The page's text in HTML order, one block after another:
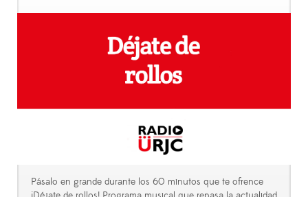
Pásalo en grande durante los 60 minutos que te ofrence